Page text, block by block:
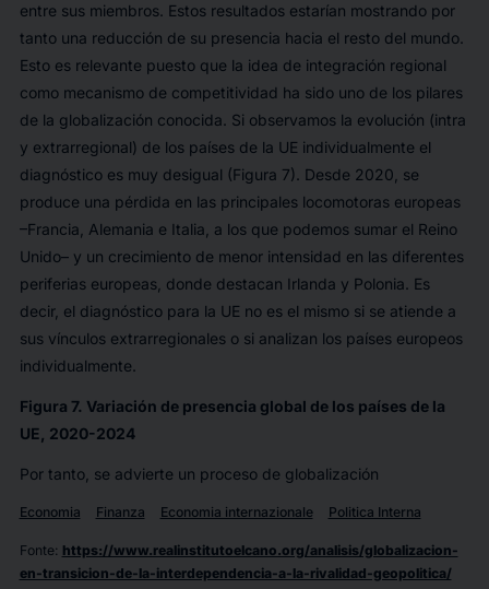
entre sus miembros. Estos resultados estarían mostrando por
tanto una reducción de su presencia hacia el resto del mundo.
Esto es relevante puesto que la idea de integración regional
como mecanismo de competitividad ha sido uno de los pilares
de la globalización conocida. Si observamos la evolución (intra
y extrarregional) de los países de la UE individualmente el
diagnóstico es muy desigual (Figura 7). Desde 2020, se
produce una pérdida en las principales locomotoras europeas
–Francia, Alemania e Italia, a los que podemos sumar el Reino
Unido– y un crecimiento de menor intensidad en las diferentes
periferias europeas, donde destacan Irlanda y Polonia. Es
decir, el diagnóstico para la UE no es el mismo si se atiende a
sus vínculos extrarregionales o si analizan los países europeos
individualmente.
Figura 7. Variación de presencia global de los países de la
UE, 2020-2024
Por tanto, se advierte un proceso de globalización
Economia Finanza Economia internazionale Politica Interna
Fonte: https://www.realinstitutoelcano.org/analisis/globalizacion-
en-transicion-de-la-interdependencia-a-la-rivalidad-geopolitica/